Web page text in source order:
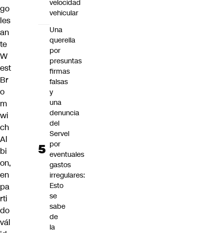
go
les
an
te
W
est
Br
o
m
wi
ch
Al
bi
on,
en
pa
rti
do
vál
velocidad
vehicular
Una
querella
por
presuntas
firmas
falsas
y
una
denuncia
del
Servel
por
eventuales
gastos
irregulares:
Esto
se
sabe
de
la